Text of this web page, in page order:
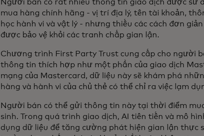
Người bán có rất nhiều thông tin giao dịch được sử
mua hàng chính hãng - vị trí địa lý, tên tài khoản,
học hành vi và vật lý - nhưng thiếu các cách đơn
được bảo vệ khỏi các tranh chấp gian lận.
Chương trình First Party Trust cung cấp cho người
thông tin thích hợp như một phần của giao dịch
mạng của Mastercard, dữ liệu này sẽ khám phá
hàng và hành vi của chủ thẻ có thể chỉ ra việc lạm
Người bán có thể gửi thông tin này tại thời điểm
sinh. Trong quá trình giao dịch, AI tiên tiến và mô
dụng dữ liệu để tăng cường phát hiện gian lận thực